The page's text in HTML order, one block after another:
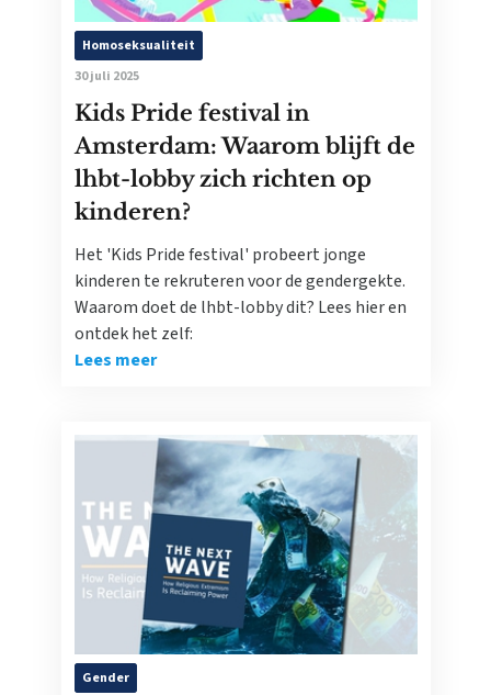
Homoseksualiteit
30 juli 2025
Kids Pride festival in
Amsterdam: Waarom blijft de
lhbt-lobby zich richten op
kinderen?
Het 'Kids Pride festival' probeert jonge
kinderen te rekruteren voor de gendergekte.
Waarom doet de lhbt-lobby dit? Lees hier en
ontdek het zelf:
Lees meer
Gender